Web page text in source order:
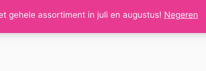
gehele assortiment in juli en augustus! Negeren